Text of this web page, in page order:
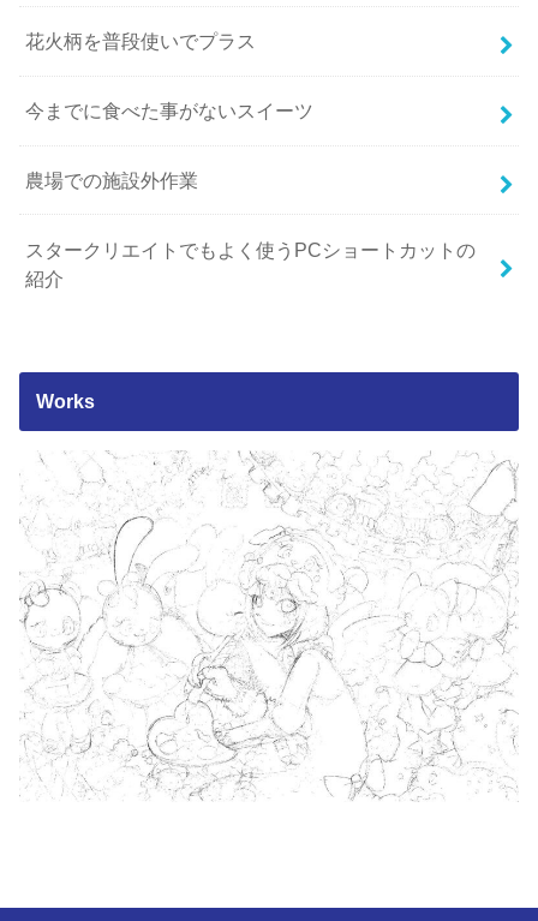
花火柄を普段使いでプラス
今までに食べた事がないスイーツ
農場での施設外作業
スタークリエイトでもよく使うPCショートカットの
紹介
Works